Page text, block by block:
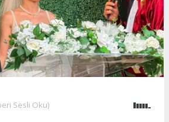
Sesli Oku)